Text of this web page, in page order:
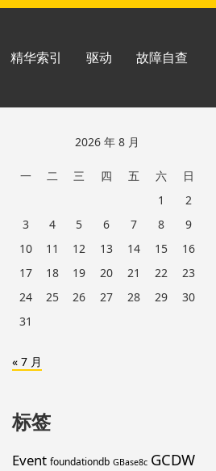
精华索引 驱动 故障自查
页
2026 年 8 月
一 二 三 四 五 六
日
1
2
3
4 5 6 7 8
9
10
11 12 13 14 15
16
17
18 19 20 21 22
23
24
25 26 27 28 29
30
31
« 7 月
标签
Event foundationdb GBase8c GCDW